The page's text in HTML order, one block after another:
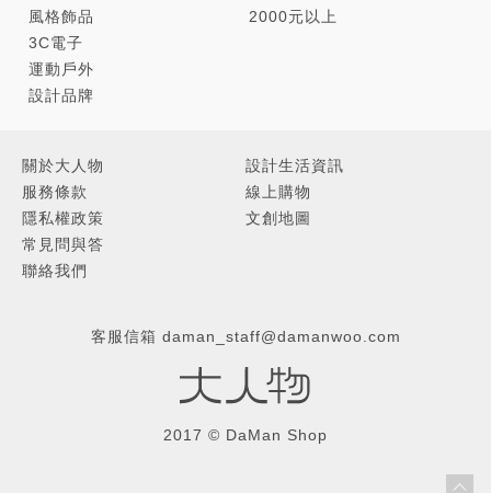
設計生活資訊
線上購物
文創地圖
關於大人物
服務條款
隱私權政策
常見問與答
聯絡我們
風格飾品
3C電子
運動戶外
設計品牌
2000元以上
客服信箱 daman_staff@damanwoo.com
2017 © DaMan Shop